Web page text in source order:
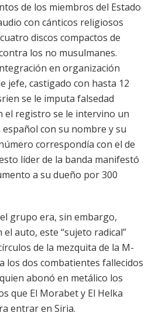
de los miembros del Estado
con cánticos religiosos
discos compactos de
los no musulmanes.
en organización
jefe, castigado con hasta 12
se le imputa falsedad
el registro se le intervino un
con su nombre y su
correspondía con el de
líder de la banda manifestó
a su dueño por 300
grupo era, sin embargo,
el auto, este “sujeto radical”
de la mezquita de la M-
los dos combatientes fallecidos
abonó en metálico los
que El Morabet y El Helka
entrar en Siria.